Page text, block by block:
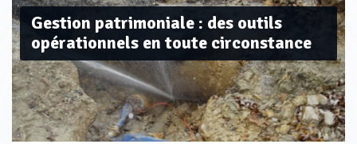
Gestion patrimoniale : des outils
opérationnels en toute circonstance